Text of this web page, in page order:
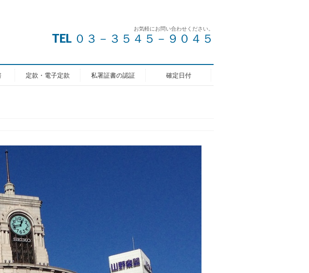
お気軽にお問い合わせください。
TEL ０３－３５４５－９０４５
定款・電子定款 私署証書の認証 確定日付